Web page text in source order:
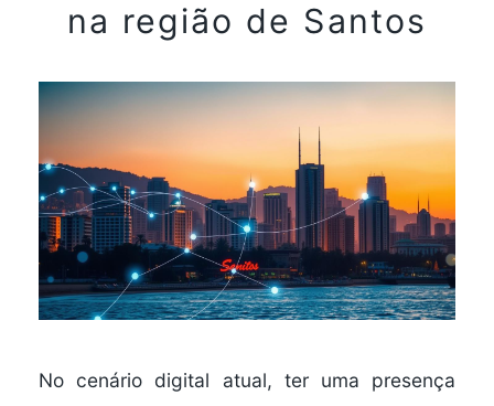
na região de Santos
No cenário digital atual, ter uma presença